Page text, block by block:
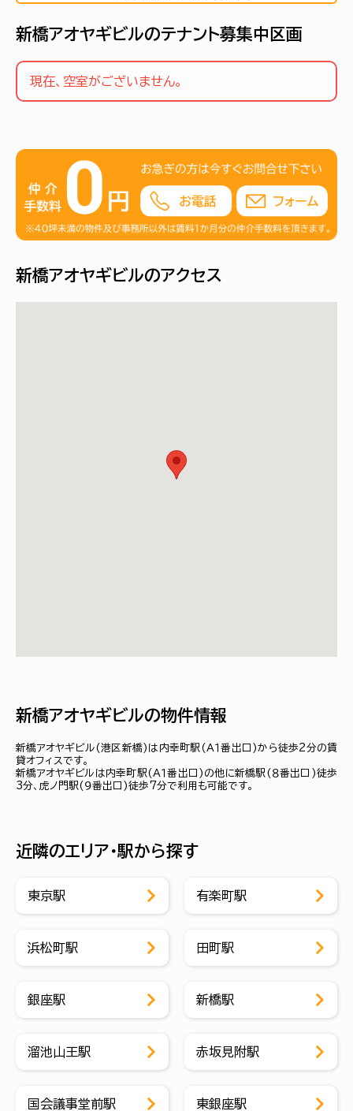
新橋アオヤギビルのテナント募集中区画
現在、空室がございません。
新橋アオヤギビルのアクセス
新橋アオヤギビルの物件情報
新橋アオヤギビル(港区新橋)は内幸町駅(Ａ１番出口)から徒歩2分の賃
貸オフィスです。
新橋アオヤギビルは内幸町駅(Ａ１番出口)の他に新橋駅(８番出口)徒歩
3分、虎ノ門駅(９番出口)徒歩7分で利用も可能です。
近隣のエリア・駅から探す
東京駅 有楽町駅
浜松町駅 田町駅
銀座駅 新橋駅
溜池山王駅 赤坂見附駅
国会議事堂前駅 東銀座駅